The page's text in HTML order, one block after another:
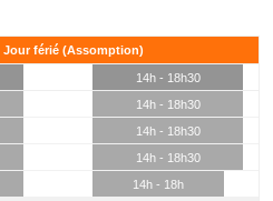
Jour férié (Assomption)
14h - 18h30
14h - 18h30
14h - 18h30
14h - 18h30
14h - 18h